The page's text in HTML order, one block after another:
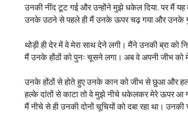
उनकी नींद टूट गई और उन्होंने मुझे धकेल दिया. पर मैं यह
उनके उठने से पहले ही मैं उनके ऊपर चढ़ गया और उनके
थोड़ी ही देर में वे मेरा साथ देने लगी। मैंने उनकी ब्रा को
मैं उनके होंठों को पुनः चूसने लगा। अब वे अपनी जीभ को
उनके होंठों से होते हुए उनके कान को जीभ से छुआ और
हल्के दांतों से काटा तो वे मुझे नीचे धकेलकर मेरे ऊपर आ
मैं नीचे से ही उनकी दोनों चूचियों को दबा रहा था। उनकी